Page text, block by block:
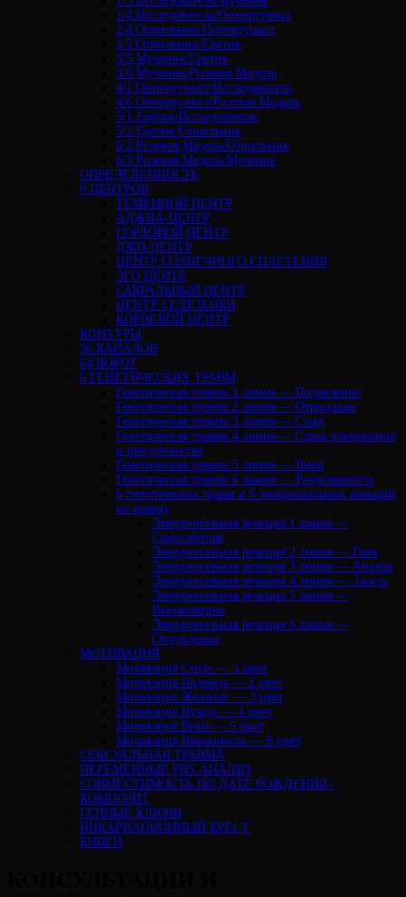
1/4 Исследователь/Оппортунист
2/4 Отшельник/Оппортунист
2/5 Отшельник/Еретик
3/5 Мученик/Еретик
3/6 Мученик/Ролевая Модель
4/1 Оппортунист/Исследователь
4/6 Оппортунист/Ролевая Модель
5/1 Еретик/Исследователь
5/2 Еретик/Отшельник
6/2 Ролевая Модель/Отшельник
6/3 Ролевая Модель/Мученик
ОПРЕДЕЛЕННОСТЬ
9 ЦЕНТРОВ
ТЕМЕННОЙ ЦЕНТР
АДЖНА-ЦЕНТР
ГОРЛОВОЙ ЦЕНТР
ДЖИ-ЦЕНТР
ЦЕНТР СОЛНЕЧНОГО СПЛЕТЕНИЯ
ЭГО ЦЕНТР
САКРАЛЬНЫЙ ЦЕНТР
ЦЕНТР СЕЛЕЗЕНКИ
КОРНЕВОЙ ЦЕНТР
КОНТУРЫ
36 КАНАЛОВ
64 ВОРОТ
6 ГЕНЕТИЧЕСКИХ ТРАВМ
Генетическая травма 1 линия — Подавление
Генетическая травма 2 линия — Отрицание
Генетическая травма 3 линия — Стыд
Генетическая травма 4 линия — Страх отвержения
и предательства
Генетическая травма 5 линия — Вина
Генетическая травма 6 линия — Разделенность
6 генетических травм и 6 эмоциональных реакций
на травму
Эмоциональная реакция 1 линия —
Самосаботаж
Эмоциональная реакция 2 линия — Гнев
Эмоциональная реакция 3 линия — Апатия
Эмоциональная реакция 4 линия — Злость
Эмоциональная реакция 5 линия —
Высокомерие
Эмоциональная реакция 6 линия —
Отчуждение
МОТИВАЦИЯ
Мотивация Страх — 1 цвет
Мотивация Надежда — 2 цвет
Мотивация Желание — 3 цвет
Мотивация Нужда — 4 цвет
Мотивация Вина — 5 цвет
Мотивация Невинность — 6 цвет
СЕКСУАЛЬНАЯ ТРАВМА
ПЕРЕМЕННЫЕ PHS АНАЛИЗ
CОВМЕСТИМОСТЬ ПО ДАТЕ РОЖДЕНИЯ /
КОМПОЗИТ
ГЕННЫЕ КЛЮЧИ
ИНКАРНАЦИОННЫЙ КРЕСТ
КНИГИ